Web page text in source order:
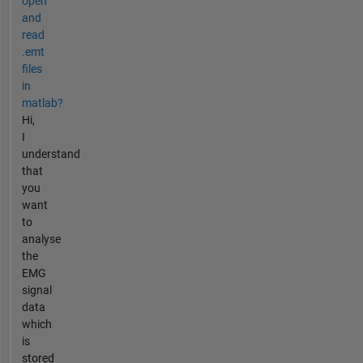
and
read
.emt
files
in
matlab?
Hi,
I
understand
that
you
want
to
analyse
the
EMG
signal
data
which
is
stored